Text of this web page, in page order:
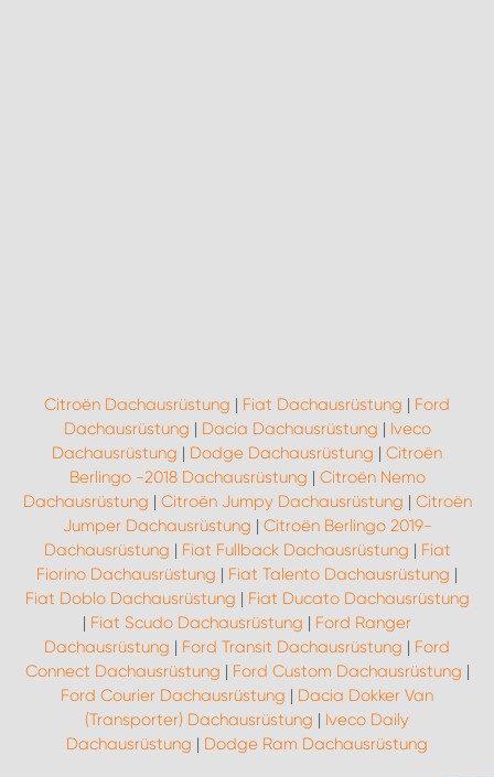
Citroën Dachausrüstung | Fiat Dachausrüstung | Ford
Dachausrüstung | Dacia Dachausrüstung | Iveco
Dachausrüstung | Dodge Dachausrüstung | Citroën
Berlingo -2018 Dachausrüstung | Citroën Nemo
Dachausrüstung | Citroën Jumpy Dachausrüstung | Citroën
Jumper Dachausrüstung | Citroën Berlingo 2019-
Dachausrüstung | Fiat Fullback Dachausrüstung | Fiat
Fiorino Dachausrüstung | Fiat Talento Dachausrüstung |
Fiat Doblo Dachausrüstung | Fiat Ducato Dachausrüstung
| Fiat Scudo Dachausrüstung | Ford Ranger
Dachausrüstung | Ford Transit Dachausrüstung | Ford
Connect Dachausrüstung | Ford Custom Dachausrüstung |
Ford Courier Dachausrüstung | Dacia Dokker Van
(Transporter) Dachausrüstung | Iveco Daily
Dachausrüstung | Dodge Ram Dachausrüstung